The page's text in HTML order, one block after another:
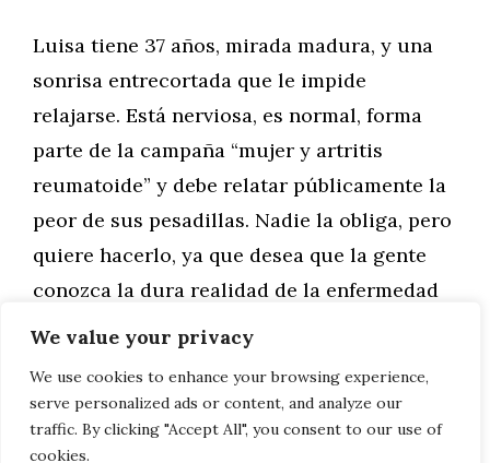
We value your privacy
We use cookies to enhance your browsing experience,
serve personalized ads or content, and analyze our
traffic. By clicking "Accept All", you consent to our use of
cookies.
Luisa tiene 37 años, mirada madura, y una
sonrisa entrecortada que le impide
relajarse. Está nerviosa, es normal, forma
parte de la campaña “mujer y artritis
reumatoide” y debe relatar públicamente la
peor de sus pesadillas. Nadie la obliga, pero
quiere hacerlo, ya que desea que la gente
conozca la dura realidad de la enfermedad
que truncó su vida hace cuatro años.
Leer más